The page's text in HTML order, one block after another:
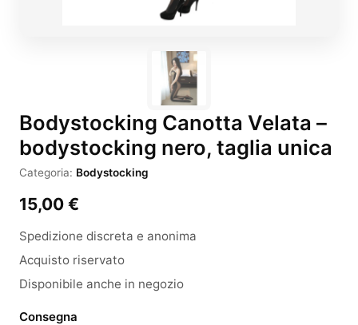
Bodystocking Canotta Velata –
bodystocking nero, taglia unica
Categoria: Bodystocking
15,00 €
Spedizione discreta e anonima
Acquisto riservato
Disponibile anche in negozio
Consegna